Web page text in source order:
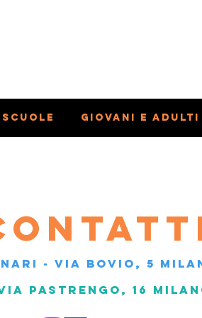
Scuole Giovani e adulti
- Via Bovio, 5
Via Pastrengo, 16